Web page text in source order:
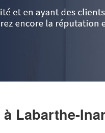
à Labarthe-